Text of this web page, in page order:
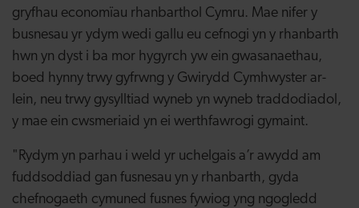
gryfhau economïau rhanbarthol Cymru. Mae nifer y
busnesau yr ydym wedi gallu eu cefnogi yn y rhanbarth
hwn yn dyst i ba mor hygyrch yw ein gwasanaethau,
boed hynny trwy gyfrwng y Gwirydd Cymhwyster ar-
lein, neu trwy gysylltiad wyneb yn wyneb traddodiadol,
y mae ein cwsmeriaid yn ei werthfawrogi gymaint.
"Rydym yn parhau i weld yr uchelgais a’r awydd am
fuddsoddiad gan fusnesau yn y rhanbarth, gyda
chefnogaeth cymuned fusnes fywiog yng ngogledd